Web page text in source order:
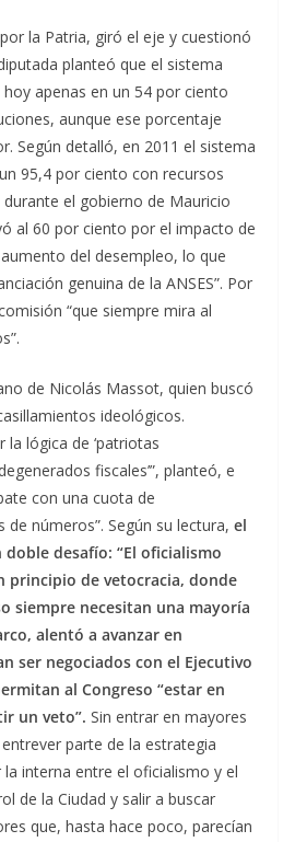
la Patria, giró el eje y cuestionó
planteó que el sistema
apenas en un 54 por ciento
aunque ese porcentaje
Según detalló, en 2011 el sistema
95,4 por ciento con recursos
el gobierno de Mauricio
al 60 por ciento por el impacto de
del desempleo, lo que
genuina de la ANSES”. Por
“que siempre mira al
de Nicolás Massot, quien buscó
ideológicos.
lógica de ‘patriotas
fiscales’”, planteó, e
con una cuota de
números”. Según su lectura, el
desafío: “El oficialismo
principio de vetocracia, donde
siempre necesitan una mayoría
alentó a avanzar en
ser negociados con el Ejecutivo
al Congreso “estar en
un veto”. Sin entrar en mayores
parte de la estrategia
interna entre el oficialismo y el
de la Ciudad y salir a buscar
que, hasta hace poco, parecían